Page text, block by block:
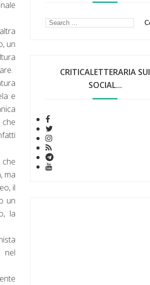
un
e
ma
il
un
la
nel
CRITICALETTERARIA SUI
SOCIAL...